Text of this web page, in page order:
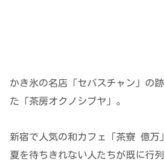
かき氷の名店「セバスチャン」の
た「茶房オクノシブヤ」。
新宿で人気の和カフェ「茶寮 億万
夏を待ちきれない人たちが既に行